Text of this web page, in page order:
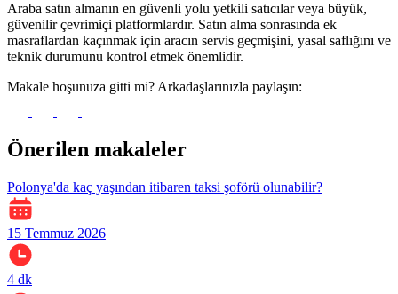
Araba satın almanın en güvenli yolu yetkili satıcılar veya büyük,
güvenilir çevrimiçi platformlardır. Satın alma sonrasında ek
masraflardan kaçınmak için aracın servis geçmişini, yasal saflığını ve
teknik durumunu kontrol etmek önemlidir.
Makale hoşunuza gitti mi? Arkadaşlarınızla paylaşın:
Önerilen makaleler
Polonya'da kaç yaşından itibaren taksi şoförü olunabilir?
15 Temmuz 2026
4 dk